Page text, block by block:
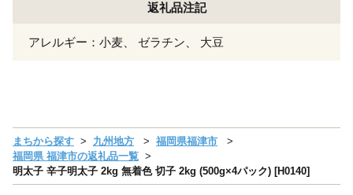
返礼品注記
アレルギー：小麦、 ゼラチン、 大豆
まちから探す 九州地方
福岡県福津市
福岡県 福津市の返礼品一覧
明太子 辛子明太子 2kg 無着色 切子 2kg (500g×4パック) [H0140]